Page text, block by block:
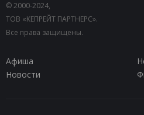
© 2000-2024,
ТОВ «КЕПРЕЙТ ПАРТНЕРС».
Все права защищены.
Афиша
Новости